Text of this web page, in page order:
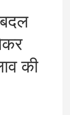
की